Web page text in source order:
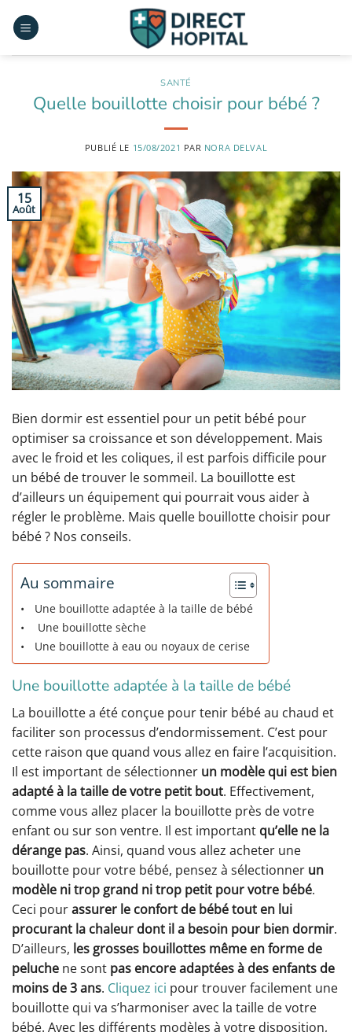
au
SANTÉ
Quelle bouillotte choisir pour bébé ?
PUBLIÉ LE 15/08/2021 PAR NORA DELVAL
15
Août
Bien dormir est essentiel pour un petit bébé pour
optimiser sa croissance et son développement. Mais
avec le froid et les coliques, il est parfois difficile pour
un bébé de trouver le sommeil. La bouillotte est
d’ailleurs un équipement qui pourrait vous aider à
régler le problème. Mais quelle bouillotte choisir pour
bébé ? Nos conseils.
Au sommaire
Une bouillotte adaptée à la taille de bébé
Une bouillotte sèche
Une bouillotte à eau ou noyaux de cerise
Une bouillotte adaptée à la taille de bébé
La bouillotte a été conçue pour tenir bébé au chaud et
faciliter son processus d’endormissement. C’est pour
cette raison que quand vous allez en faire l’acquisition.
Il est important de sélectionner un modèle qui est bien
adapté à la taille de votre petit bout. Effectivement,
comme vous allez placer la bouillotte près de votre
enfant ou sur son ventre. Il est important qu’elle ne la
dérange pas. Ainsi, quand vous allez acheter une
bouillotte pour votre bébé, pensez à sélectionner un
modèle ni trop grand ni trop petit pour votre bébé.
Ceci pourassurer le confort de bébé tout en lui
procurant la chaleur dont il a besoin pour bien dormir.
D’ailleurs, les grosses bouillottes même en forme de
peluche ne sont pas encore adaptées à des enfants de
moins de 3 ans. Cliquez ici pour trouver facilement une
bouillotte qui va s’harmoniser avec la taille de votre
bébé. Avec les différents modèles à votre disposition,